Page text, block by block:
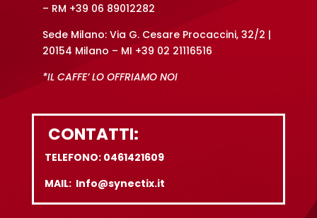
– RM +39 06 89012282
Sede Milano: Via G. Cesare Procaccini, 32/2 |
20154 Milano – MI +39 02 21116516
*IL CAFFE’ LO OFFRIAMO NOI
CONTATTI:
TELEFONO: 0461421609
MAIL: Info@synectix.it